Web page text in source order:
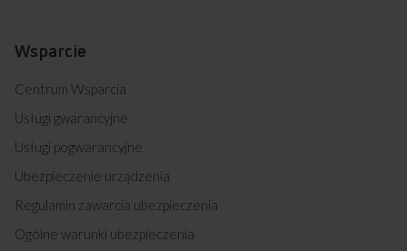
Wsparcie
Centrum Wsparcia
Usługi gwarancyjne
Usługi pogwarancyjne
Ubezpieczenie urządzenia
Regulamin zawarcia ubezpieczenia
Ogólne warunki ubezpieczenia